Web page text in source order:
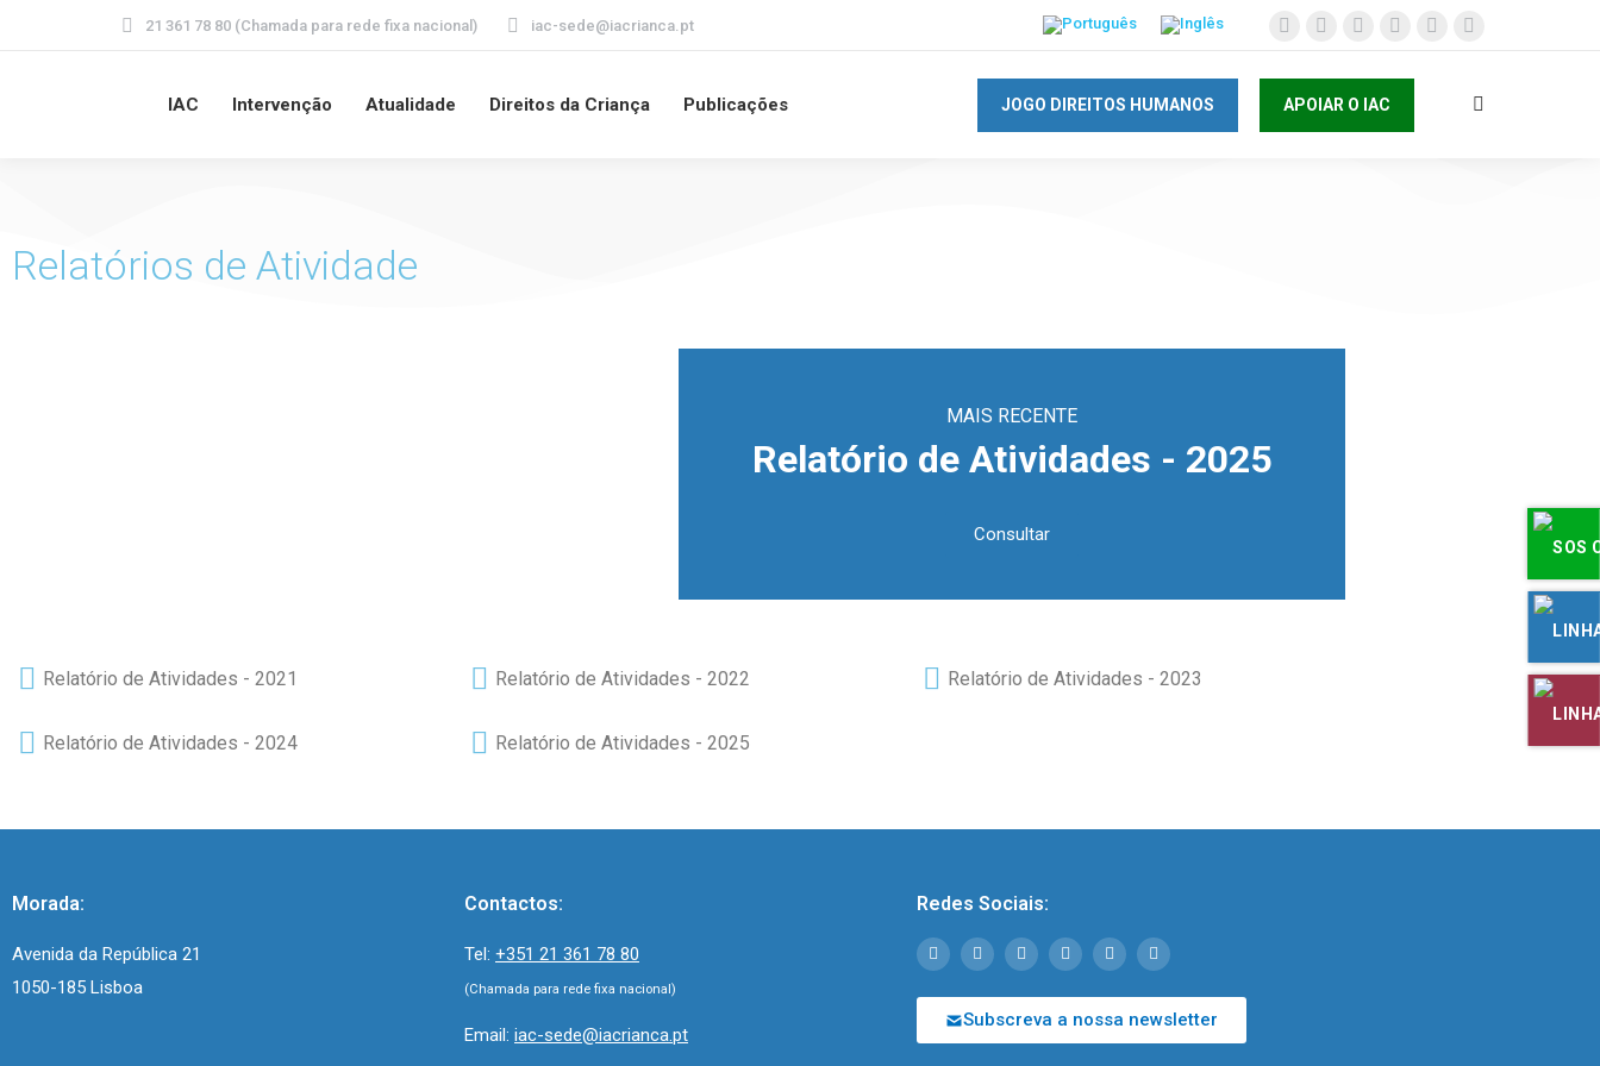
21 361 78 80 (Chamada para rede fixa nacional) iac-sede@iacrianca.pt
IAC Intervenção Atualidade Direitos da Criança Publicações JOGO DIREITOS HUMANOS APOIAR O IAC
Relatórios de Atividade
MAIS RECENTE
Relatório de Atividades - 2025
Consultar
Relatório de Atividades - 2021
Relatório de Atividades - 2024
Relatório de Atividades - 2022
Relatório de Atividades - 2025
Relatório de Atividades - 2023
Morada:
Avenida da República 21
1050-185 Lisboa
Contactos:
Tel: +351 21 361 78 80
(Chamada para rede fixa nacional)
Email: iac-sede@iacrianca.pt
Redes Sociais:
Subscreva a nossa newsletter